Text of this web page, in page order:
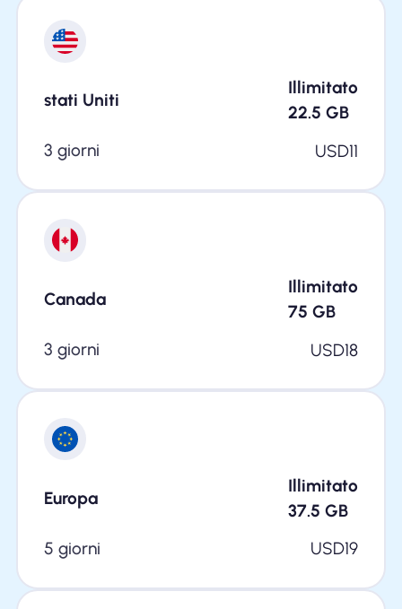
stati Uniti
Illimitato
22.5 GB
3 giorni
USD11
Canada
Illimitato
75 GB
3 giorni
USD18
Europa
Illimitato
37.5 GB
5 giorni
USD19